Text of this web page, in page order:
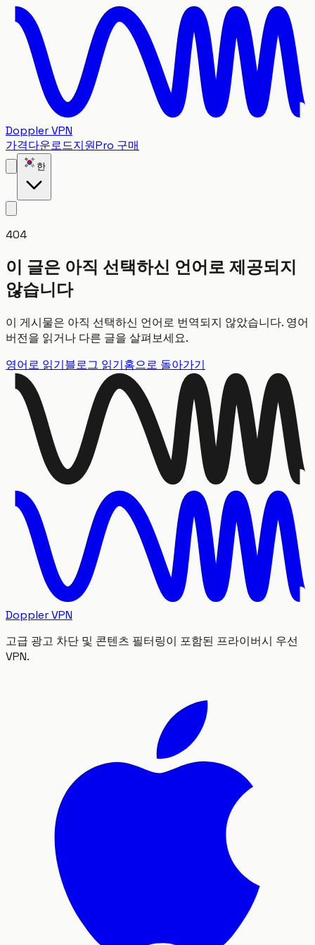
Doppler VPN
가격다운로드지원Pro 구매
한
404
이 글은 아직 선택하신 언어로 제공되지
않습니다
이 게시물은 아직 선택하신 언어로 번역되지 않았습니다. 영어
버전을 읽거나 다른 글을 살펴보세요.
영어로 읽기블로그 읽기홈으로 돌아가기
Doppler VPN
고급 광고 차단 및 콘텐츠 필터링이 포함된 프라이버시 우선
VPN.